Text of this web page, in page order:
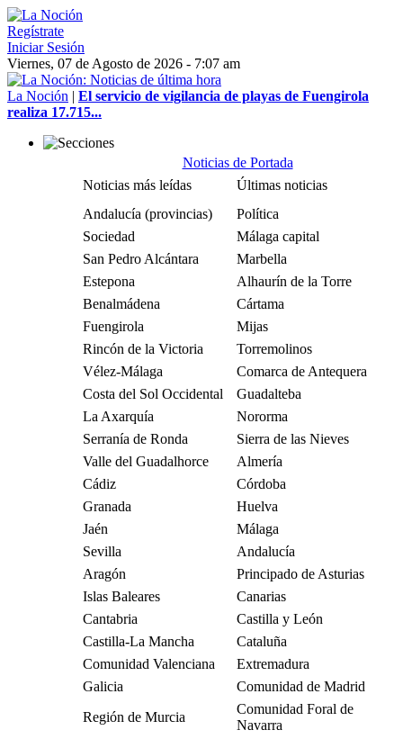
Regístrate
Iniciar Sesión
Viernes, 07 de Agosto de 2026 - 7:07 am
La Noción | El servicio de vigilancia de playas de Fuengirola
realiza 17.715...
Noticias de Portada
Noticias más leídas
Últimas noticias
Andalucía (provincias)
Política
Sociedad
Málaga capital
San Pedro Alcántara
Marbella
Estepona
Alhaurín de la Torre
Benalmádena
Cártama
Fuengirola
Mijas
Rincón de la Victoria
Torremolinos
Vélez-Málaga
Comarca de Antequera
Costa del Sol Occidental
Guadalteba
La Axarquía
Nororma
Serranía de Ronda
Sierra de las Nieves
Valle del Guadalhorce
Almería
Cádiz
Córdoba
Granada
Huelva
Jaén
Málaga
Sevilla
Andalucía
Aragón
Principado de Asturias
Islas Baleares
Canarias
Cantabria
Castilla y León
Castilla-La Mancha
Cataluña
Comunidad Valenciana
Extremadura
Galicia
Comunidad de Madrid
Región de Murcia
Comunidad Foral de
Navarra